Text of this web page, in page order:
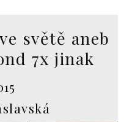
světě aneb
7x jinak